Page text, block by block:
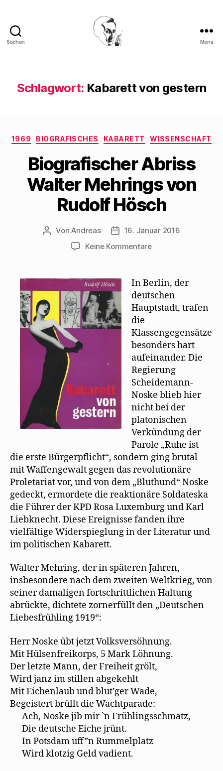
Suchen Menü
Schlagwort: Kabarett von gestern
Kategorien
1969 BIOGRAFISCHES KABARETT WISSENSCHAFT
Biografischer Abriss
Walter Mehrings von
Rudolf Hösch
Beitragsautor
VonAndreas Beitragsdatum
16. Januar 2016
Keine Kommentarezu
Walter
Mehrings
von
Rudolf
In Berlin, der
deutschen
Hauptstadt, trafen
die
Klassengegensätze
besonders hart
aufeinander. Die
Regierung
Scheidemann-
Noske blieb hier
nicht bei der
platonischen
Verkündung der
Parole „Ruhe ist
die erste Bürgerpﬂicht“, sondern ging brutal
mit Waffengewalt gegen das revolutionäre
Proletariat vor, und von dem „Bluthund“ Noske
gedeckt, ermordete die reaktionäre Soldateska
die Führer der KPD Rosa Luxemburg und Karl
Liebknecht. Diese Ereignisse fanden ihre
vielfältige Widerspieglung in der Literatur und
im politischen Kabarett.
Walter Mehring, der in späteren Jahren,
insbesondere nach dem zweiten Weltkrieg, von
seiner damaligen fortschrittlichen Haltung
abrückte, dichtete zornerfüllt den „Deutschen
Liebesfrühling 1919“:
Herr Noske übt jetzt Volksversöhnung.
Mit Hülsenfreikorps, 5 Mark Löhnung.
Der letzte Mann, der Freiheit grölt,
Wird janz im stillen abgekehlt
Mit Eichenlaub und blut’ger Wade,
Begeistert brüllt die Wachtparade:
Ach, Noske jib mir `n Frühlingsschmatz,
Die deutsche Eiche jrünt.
In Potsdam uff”n Rummelplatz
Wird klotzig Geld vadient.